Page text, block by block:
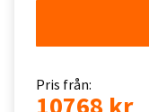
Pris från: